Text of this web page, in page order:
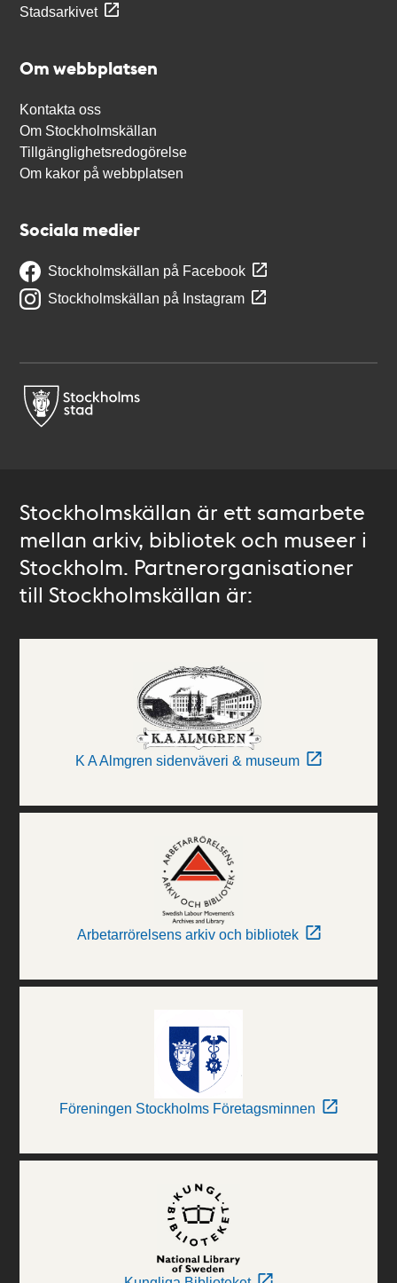
Stadsarkivet
Om webbplatsen
Kontakta oss
Om Stockholmskällan
Tillgänglighetsredogörelse
Om kakor på webbplatsen
Sociala medier
Stockholmskällan på Facebook
Stockholmskällan på Instagram
Stockholmskällan är ett samarbete
mellan arkiv, bibliotek och museer i
Stockholm. Partnerorganisationer
till Stockholmskällan är:
K A Almgren sidenväveri & museum
Arbetarrörelsens arkiv och bibliotek
Föreningen Stockholms Företagsminnen